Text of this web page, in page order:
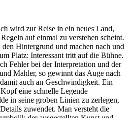
wird zur Reise in ein neues Land,
auf einmal zu verstehen scheint.
Hintergrund und machen nach und
Platz: Interessant tritt auf die Bühne.
Fehler bei der Interpretation und der
Mahler, so gewinnt das Auge nach
auch an Geschwindigkeit. Ein
eine schnelle Legende
in seine groben Linien zu zerlegen,
zuwendet. Man versteht die